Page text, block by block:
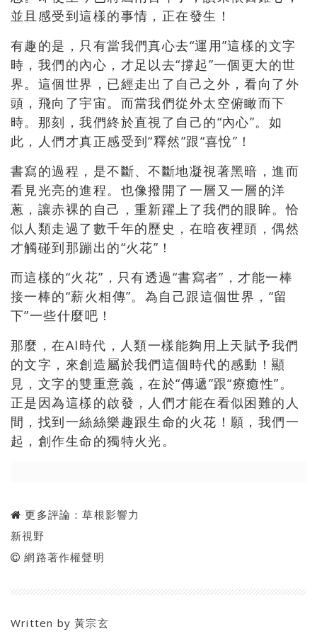
並且感受到這樣的事情，正在發生！
有趣的是，只有當我們真心去“運用”這樣的文字
時，我們的內心，才足以去“撐起”一個更大的世
界。這個世界，已經走出了自己之外，看向了外
頭，飛向了宇宙。而當我們從外太空俯瞰而下
時。那刻，我們終於直視了自己的“內心”。如
此，人們才真正感受到“釋然”跟“喜悅”！
書寫的過程，是不斷、不斷地凝視著黑暗，進而
看見光亮的進程。也像撥開了一層又一層的洋
蔥，讓赤裸的自己，重新躍上了我們的眼眸。恰
似人類走過了數千年的歷史，在暗夜裡頭，偶然
才觸碰到那蹦出的“火花”！
而這樣的“火花”，只有透過“書寫者”，才能一棒
接一棒的“薪火相傳”。為自己跟這個世界，“留
下”一些什麼吧！
那麼，在AI時代，人類一樣能夠用上天賦予我們
的文字，來創造屬於我們這個時代的感動！顯
見，文字的雙重意義，在於“傳遞”跟“療癒性”。
正是因為這樣的啟發，人們才能在看似困難的人
間，找到一絲絲樂趣跟生命的火花！願，我們一
起，創作生命的獨特火光。
更多評論：草根影響力
新視野
網路著作權聲明
Written by黃宗玄